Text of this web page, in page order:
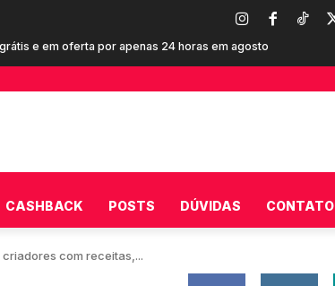
e em oferta por apenas 24 horas em agosto
estrelada por Terry Crews para consumidores brasileiros
CASHBACK POSTS DÚVIDAS CONTATO
com receitas,...